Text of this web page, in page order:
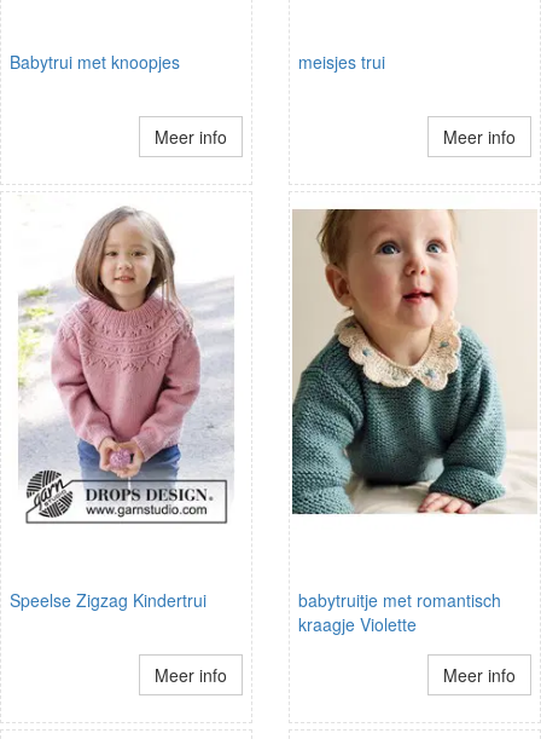
Babytrui met knoopjes
Meer info
meisjes trui
Meer info
Speelse Zigzag Kindertrui
Meer info
babytruitje met romantisch
kraagje Violette
Meer info